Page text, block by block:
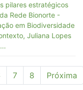
pilares estratégicos
Rede Bionorte -
em Biodiversidade
Juliana Lopes
7 8 Próxima